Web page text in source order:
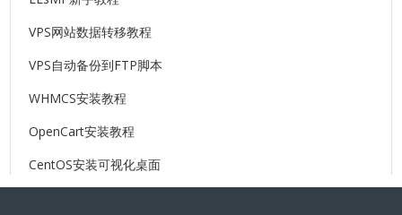
VPS网站数据转移教程
VPS自动备份到FTP脚本
WHMCS安装教程
OpenCart安装教程
CentOS安装可视化桌面